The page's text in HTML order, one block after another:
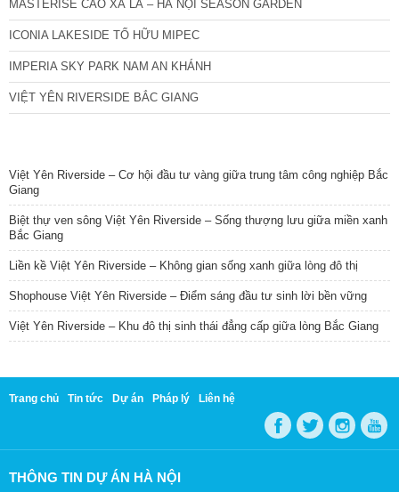
MASTERISE CAO XÀ LÁ – HÀ NỘI SEASON GARDEN
ICONIA LAKESIDE TỐ HỮU MIPEC
IMPERIA SKY PARK NAM AN KHÁNH
VIỆT YÊN RIVERSIDE BẮC GIANG
Việt Yên Riverside – Cơ hội đầu tư vàng giữa trung tâm công nghiệp Bắc
Giang
Biệt thự ven sông Việt Yên Riverside – Sống thượng lưu giữa miền xanh
Bắc Giang
Liền kề Việt Yên Riverside – Không gian sống xanh giữa lòng đô thị
Shophouse Việt Yên Riverside – Điểm sáng đầu tư sinh lời bền vững
Việt Yên Riverside – Khu đô thị sinh thái đẳng cấp giữa lòng Bắc Giang
Trang chủ Tin tức Dự án Pháp lý Liên hệ
THÔNG TIN DỰ ÁN HÀ NỘI